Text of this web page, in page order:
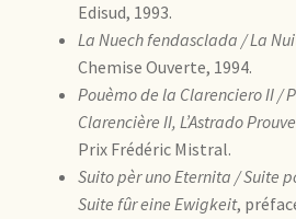
Edisud, 1993.
La Nuech fendasclada / La
Chemise Ouverte, 1994.
Pouèmo de la Clarenciero II /
Clarencière II, L’Astrado
Prix Frédéric Mistral.
Suito pèr uno Eternita / Suite
Suite fûr eine Ewigkeit,